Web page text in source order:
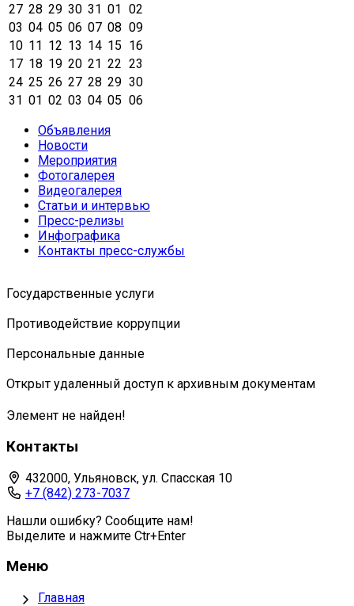
27 28 29 30 31 01 02
03 04 05 06 07 08 09
10 11 12 13 14 15 16
17 18 19 20 21 22 23
24 25 26 27 28 29 30
31 01 02 03 04 05 06
Объявления
Новости
Мероприятия
Фотогалерея
Видеогалерея
Статьи и интервью
Пресс-релизы
Инфографика
Контакты пресс-службы
Государственные услуги
Противодействие коррупции
Персональные данные
Открыт удаленный доступ к архивным документам
Элемент не найден!
Контакты
432000, Ульяновск, ул. Спасская 10
+7 (842) 273-7037
Нашли ошибку? Сообщите нам!
Выделите и нажмите Ctr+Enter
Меню
Главная